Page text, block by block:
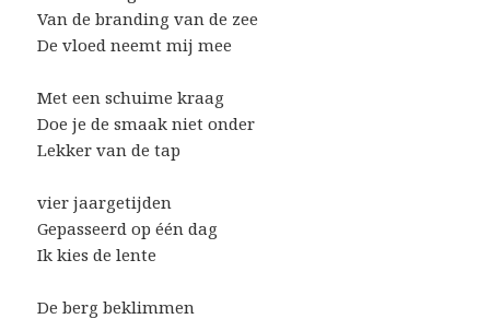
Van de branding van de zee
De vloed neemt mij mee
Met een schuime kraag
Doe je de smaak niet onder
Lekker van de tap
vier jaargetijden
Gepasseerd op één dag
Ik kies de lente
De berg beklimmen